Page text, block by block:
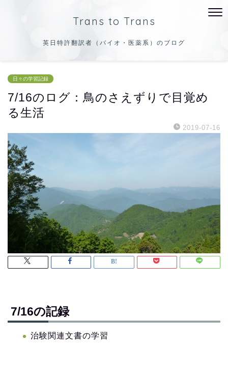
Trans to Trans
英日特許翻訳者（バイオ・医薬系）のブログ
日々の学習記録
7/16のログ：鳥のさえずりで目覚め
る生活
2019-07-16
7/16の記録
治験関連文書の学習